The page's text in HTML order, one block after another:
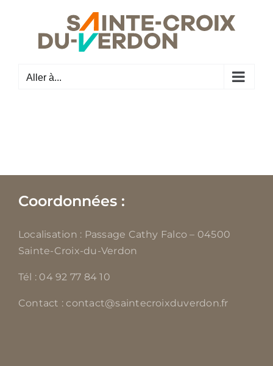
contenu
Aller à...
Coordonnées :
Localisation : Passage Cathy Falco – 04500
Sainte-Croix-du-Verdon
Tél : 04 92 77 84 10
Contact : contact@saintecroixduverdon.fr